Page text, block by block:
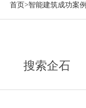
首页>智能建筑成功案例
搜索企石